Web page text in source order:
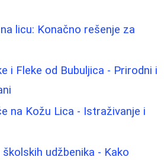
licu: Konačno rešenje za
i Fleke od Bubuljica - Prirodni i
na Kožu Lica - Istraživanje i
udžbenika - Kako